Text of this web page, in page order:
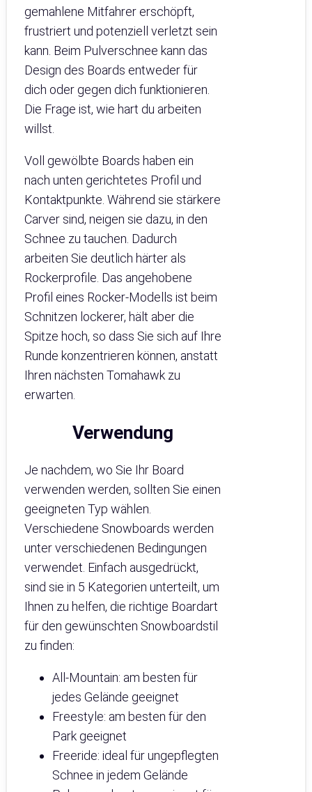
gemahlene Mitfahrer erschöpft,
frustriert und potenziell verletzt sein
kann. Beim Pulverschnee kann das
Design des Boards entweder für
dich oder gegen dich funktionieren.
Die Frage ist, wie hart du arbeiten
willst.
Voll gewölbte Boards haben ein
nach unten gerichtetes Profil und
Kontaktpunkte. Während sie stärkere
Carver sind, neigen sie dazu, in den
Schnee zu tauchen. Dadurch
arbeiten Sie deutlich härter als
Rockerprofile. Das angehobene
Profil eines Rocker-Modells ist beim
Schnitzen lockerer, hält aber die
Spitze hoch, so dass Sie sich auf Ihre
Runde konzentrieren können, anstatt
Ihren nächsten Tomahawk zu
erwarten.
Verwendung
Je nachdem, wo Sie Ihr Board
verwenden werden, sollten Sie einen
geeigneten Typ wählen.
Verschiedene Snowboards werden
unter verschiedenen Bedingungen
verwendet. Einfach ausgedrückt,
sind sie in 5 Kategorien unterteilt, um
Ihnen zu helfen, die richtige Boardart
für den gewünschten Snowboardstil
zu finden:
All-Mountain: am besten für
jedes Gelände geeignet
Freestyle: am besten für den
Park geeignet
Freeride: ideal für ungepflegten
Schnee in jedem Gelände